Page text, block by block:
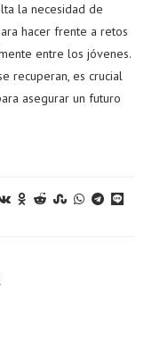
la necesidad de
hacer frente a retos
entre los jóvenes.
recuperan, es crucial
asegurar un futuro